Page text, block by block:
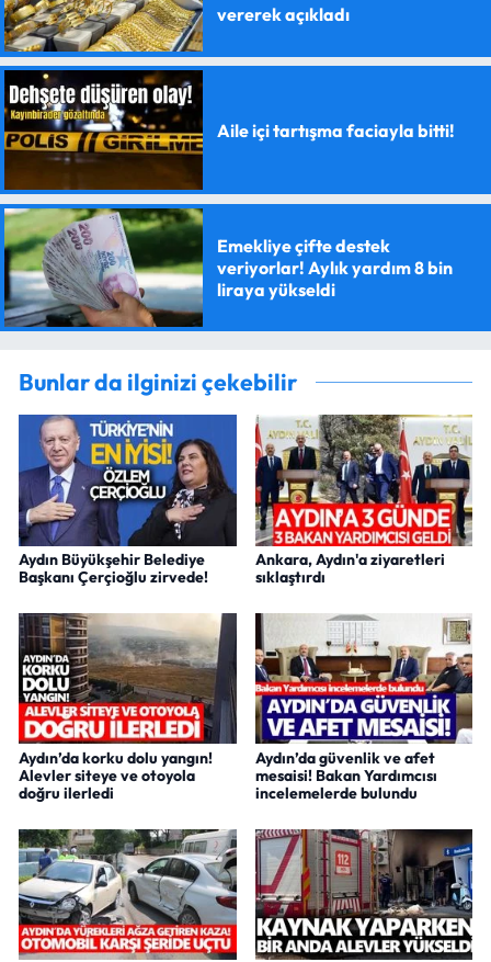
vererek açıkladı
Aile içi tartışma faciayla bitti!
Emekliye çifte destek
veriyorlar! Aylık yardım 8 bin
liraya yükseldi
Bunlar da ilginizi çekebilir
Aydın Büyükşehir Belediye
Başkanı Çerçioğlu zirvede!
Ankara, Aydın'a ziyaretleri
sıklaştırdı
Aydın’da korku dolu yangın!
Alevler siteye ve otoyola
doğru ilerledi
Aydın’da güvenlik ve afet
mesaisi! Bakan Yardımcısı
incelemelerde bulundu